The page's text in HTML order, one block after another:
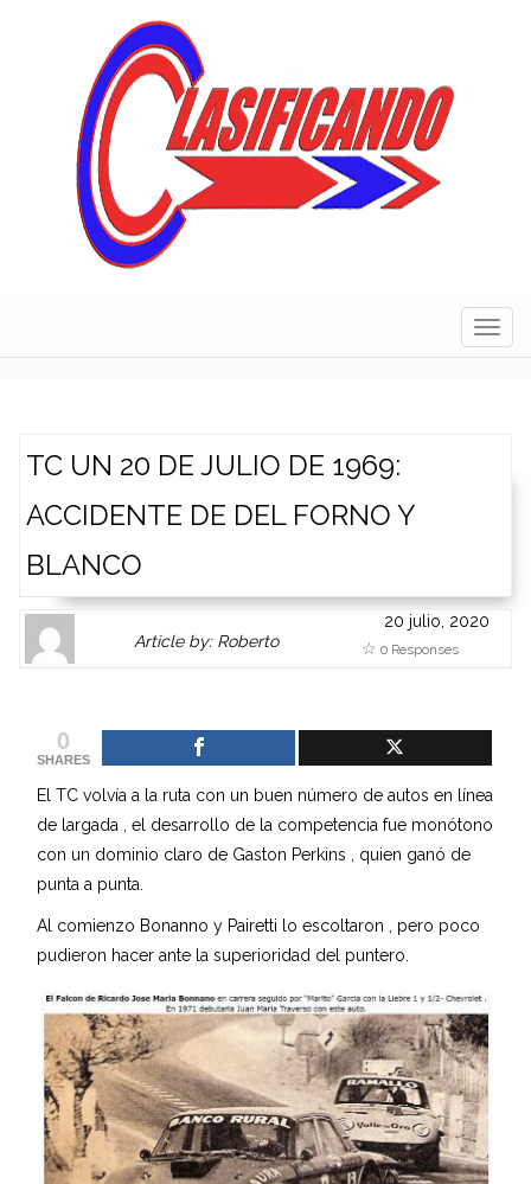
TC UN 20 DE JULIO DE 1969:
ACCIDENTE DE DEL FORNO Y
BLANCO
Author
Gravatar
link
Author
page.
Article by: Roberto
or
other
works.
admin
20 julio, 2020
0 Responses
0
SHARES
El TC volvía a la ruta con un buen número de autos en línea
de largada , el desarrollo de la competencia fue monótono
con un dominio claro de Gaston Perkins , quien ganó de
punta a punta.
Al comienzo Bonanno y Pairetti lo escoltaron , pero poco
pudieron hacer ante la superioridad del puntero.